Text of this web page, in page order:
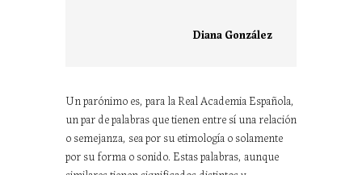
Diana González
Un parónimo es, para la Real Academia Española,
un par de palabras que tienen entre sí una relación
o semejanza, sea por su etimología o solamente
por su forma o sonido. Estas palabras, aunque